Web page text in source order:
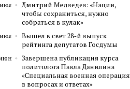
Дмитрий Медведев: «Нации,
чтобы сохраниться, нужно
собраться в кулак»
Вышел в свет 28-й выпуск
рейтинга депутатов Госдумы
Завершена публикация курса
политолога Павла Данилина
«Специальная военная операция
в вопросах и ответах»